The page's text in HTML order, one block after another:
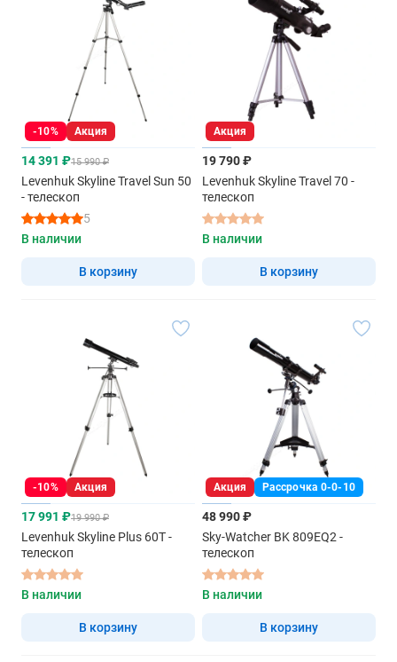
-10% Акция
14 391 ₽15 990 ₽
Levenhuk Skyline Travel Sun 50
- телескоп
5
В наличии
В корзину
Акция
19 790 ₽
Levenhuk Skyline Travel 70 -
телескоп
В наличии
В корзину
-10% Акция
17 991 ₽19 990 ₽
Levenhuk Skyline Plus 60T -
телескоп
В наличии
В корзину
Акция Рассрочка 0-0-10
48 990 ₽
Sky-Watcher BK 809EQ2 -
телескоп
В наличии
В корзину